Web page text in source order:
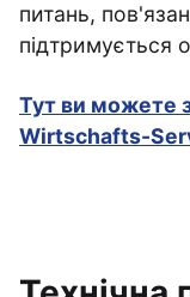
питань,
підтримується
Тут ви можете
Wirtschafts-